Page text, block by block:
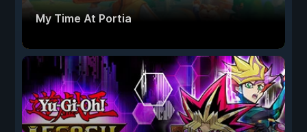
My Time At Portia